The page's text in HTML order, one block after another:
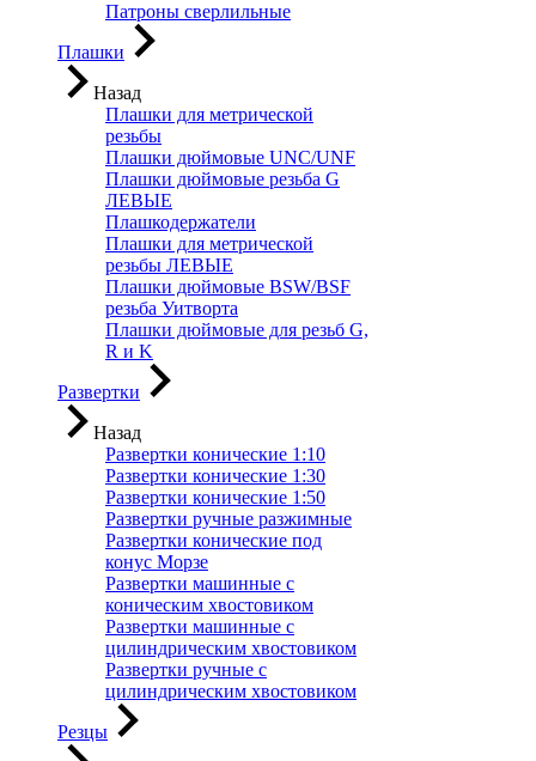
Патроны сверлильные
Плашки
Назад
Плашки для метрической
резьбы
Плашки дюймовые UNC/UNF
Плашки дюймовые резьба G
ЛЕВЫЕ
Плашкодержатели
Плашки для метрической
резьбы ЛЕВЫЕ
Плашки дюймовые BSW/BSF
резьба Уитворта
Плашки дюймовые для резьб G,
R и K
Развертки
Назад
Развертки конические 1:10
Развертки конические 1:30
Развертки конические 1:50
Развертки ручные разжимные
Развертки конические под
конус Морзе
Развертки машинные с
коническим хвостовиком
Развертки машинные с
цилиндрическим хвостовиком
Развертки ручные с
цилиндрическим хвостовиком
Резцы